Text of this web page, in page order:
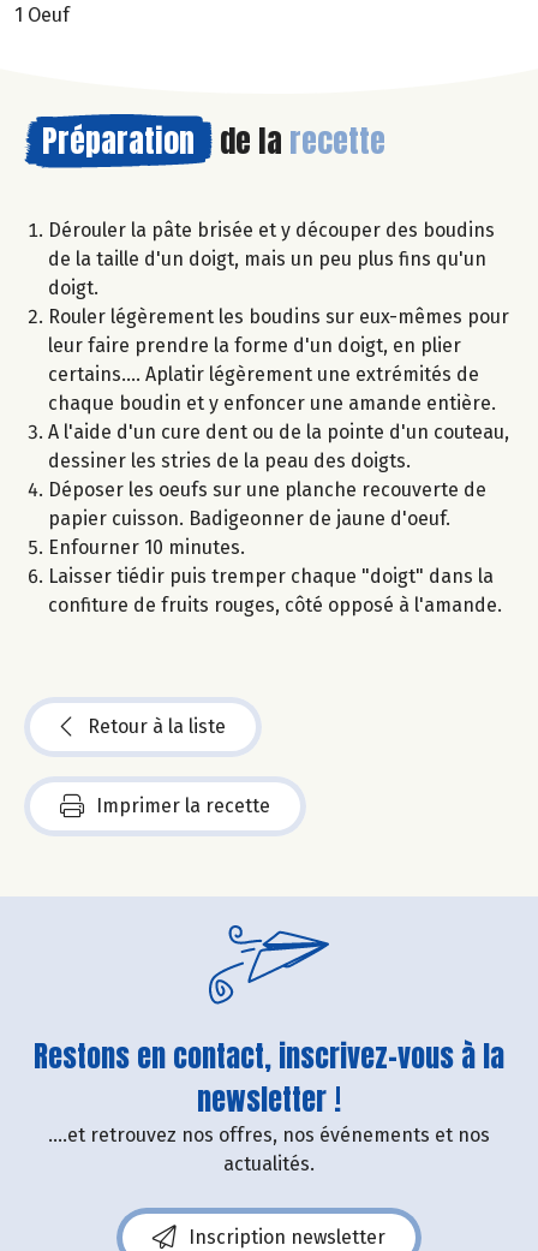
1 Oeuf
Préparation de la recette
Dérouler la pâte brisée et y découper des boudins
de la taille d'un doigt, mais un peu plus fins qu'un
doigt.
Rouler légèrement les boudins sur eux-mêmes pour
leur faire prendre la forme d'un doigt, en plier
certains.... Aplatir légèrement une extrémités de
chaque boudin et y enfoncer une amande entière.
A l'aide d'un cure dent ou de la pointe d'un couteau,
dessiner les stries de la peau des doigts.
Déposer les oeufs sur une planche recouverte de
papier cuisson. Badigeonner de jaune d'oeuf.
Enfourner 10 minutes.
Laisser tiédir puis tremper chaque "doigt" dans la
confiture de fruits rouges, côté opposé à l'amande.
Retour à la liste
Imprimer la recette
Restons en contact, inscrivez-vous à la
newsletter !
....et retrouvez nos offres, nos événements et nos
actualités.
Inscription newsletter